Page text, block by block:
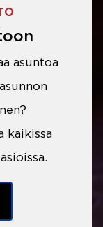
asuntoa
kaikissa